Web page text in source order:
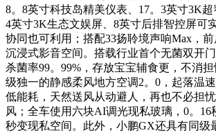
8。8英寸科技岛精美仪表、17。3英寸3K超
4英寸3K生态文娱屏、8英寸后排智控屏可
协同也可利用；搭配33扬聆境声响Max，
沉浸式影音空间。搭载行业首个无菌双开
杀菌率99。99%，存放宝宝辅食更，不消
级独一的静感柔风地方空调2。0，起落温
低能耗，天然送风从动避人，再也不必担
风；全车使用六块AI调光现私玻璃，0。16
秒变现私空间。此外，小鹏GX还具有同级